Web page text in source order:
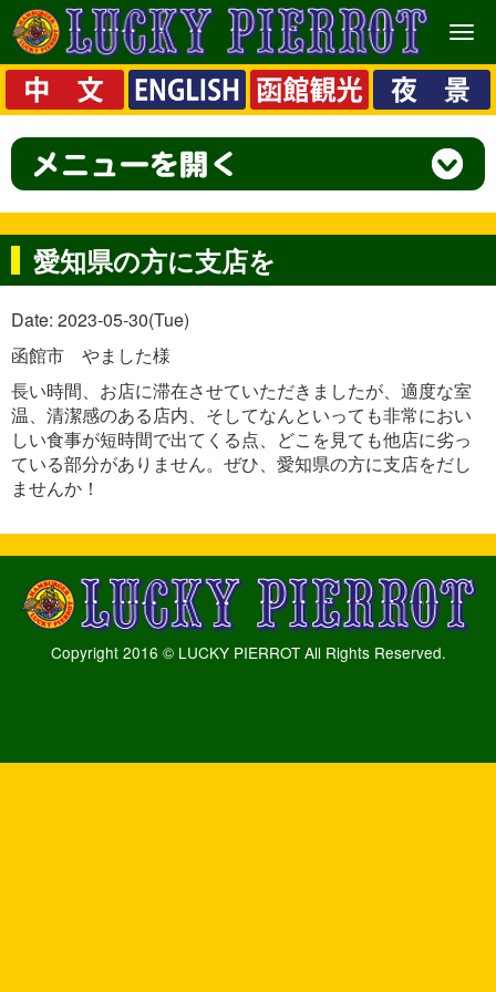
メ
ニ
ュ
ー
愛知県の方に支店を
Date: 2023-05-30(Tue)
函館市 やました様
長い時間、お店に滞在させていただきましたが、適度な室
温、清潔感のある店内、そしてなんといっても非常におい
しい食事が短時間で出てくる点、どこを見ても他店に劣っ
ている部分がありません。ぜひ、愛知県の方に支店をだし
ませんか！
Copyright 2016 © LUCKY PIERROT All Rights Reserved.